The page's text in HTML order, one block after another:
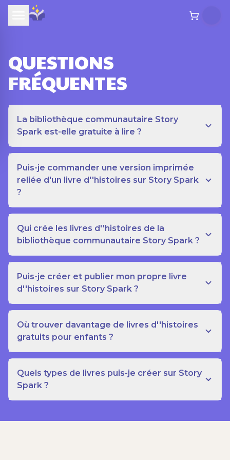
QUESTIONS
FRÉQUENTES
La bibliothèque communautaire Story
Spark est-elle gratuite à lire ?
Puis-je commander une version imprimée
reliée d'un livre d''histoires sur Story Spark
?
Qui crée les livres d''histoires de la
bibliothèque communautaire Story Spark ?
Puis-je créer et publier mon propre livre
d''histoires sur Story Spark ?
Où trouver davantage de livres d''histoires
gratuits pour enfants ?
Quels types de livres puis-je créer sur Story
Spark ?